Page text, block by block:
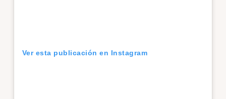
Ver esta publicación en Instagram